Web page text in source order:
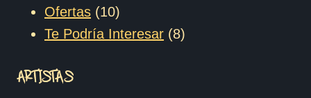
Ofertas 1010
productos
Te Podría Interesar 88
ARTISTAS